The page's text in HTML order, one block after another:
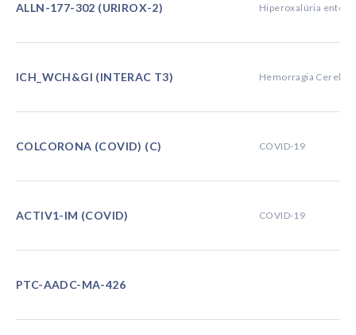
ALLN-177-302 (URIROX-2) Hiperoxalúria
ICH_WCH&GI (INTERAC T3) Hemorragia
COLCORONA (COVID) (C) COVID-19
ACTIV1-IM (COVID) COVID-19
PTC-AADC-MA-426